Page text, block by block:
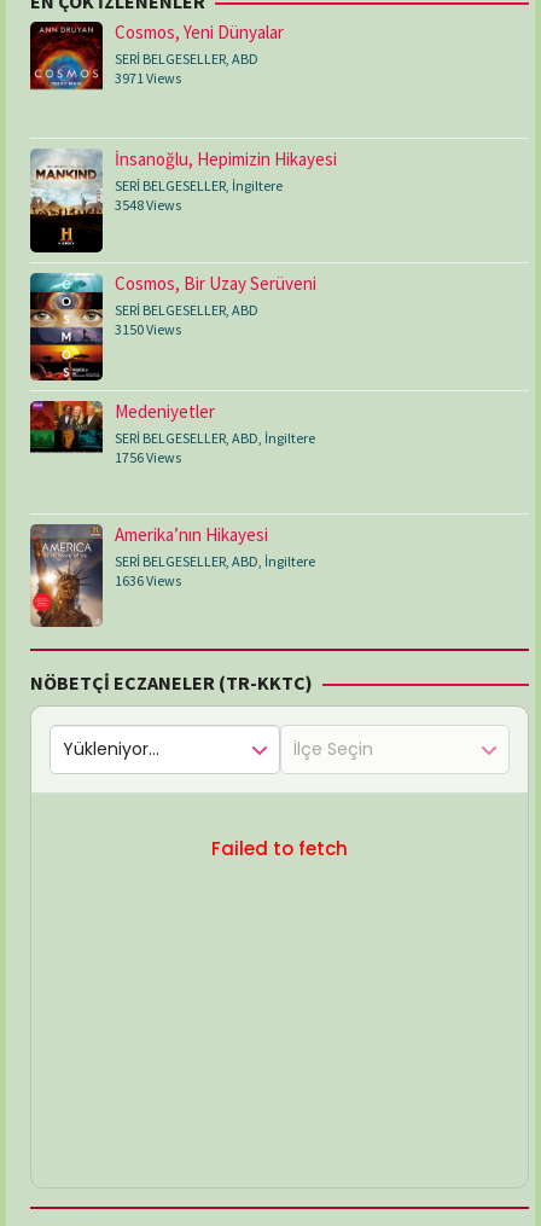
Cosmos, Yeni Dünyalar
SERİ BELGESELLER, ABD
3971 Views
İnsanoğlu, Hepimizin Hikayesi
SERİ BELGESELLER, İngiltere
3548 Views
Cosmos, Bir Uzay Serüveni
SERİ BELGESELLER ABD
3150 Views
Medeniyetler
SERİ BELGESELLER ABD İngiltere
1756 Views
Amerika’nın Hikayesi
SERİ BELGESELLER, ABD, İngiltere
1636 Views
NÖBETÇİ ECZANELER (TR-KKTC)
Failed to fetch